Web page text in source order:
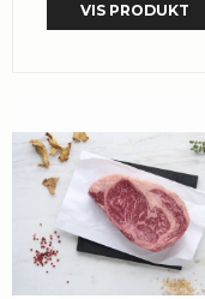
VIS PRODUKT